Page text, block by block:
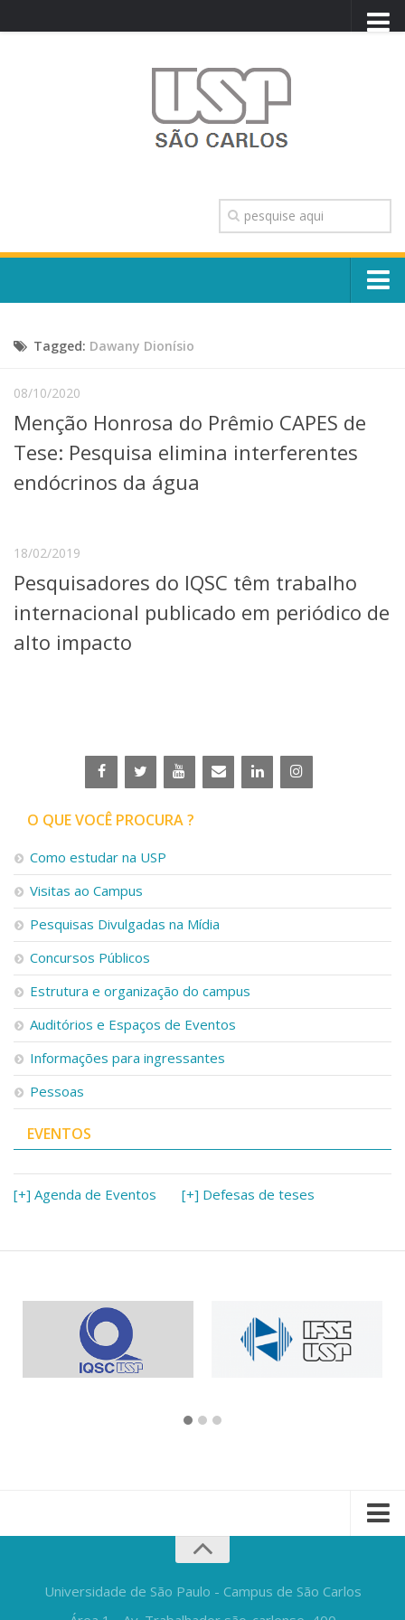
TRANSPARÊNCIA
OUVIDORIA
CONTATO
Escola, Institutos e Órgãos
Núcleos e Comissões
Telefones e Mapas
Pessoas
Graduação
Cursos de Extensão
Pesquisa e Inovação
Linhas de Pesquisa
Centros, Núcleos e Projetos em Rede
Pós-doutorado
Projetos, Programas e Cursos
Artes, Cultura e Esportes
Museus e Espaços Interativos
Serviços
Apoio ao Estudante
Segurança, Trânsito e Prevenção
RH, Administrativo e Financeiro
Outros serviços
Comunicação
Assessorias e Mídias
Aplicativos e Sites
Jornal da USP
Agenda de Eventos
Defesa de Teses
Tagged: Dawany Dionísio
08/10/2020
Menção Honrosa do Prêmio CAPES de
Tese: Pesquisa elimina interferentes
endócrinos da água
18/02/2019
Pesquisadores do IQSC têm trabalho
internacional publicado em periódico de
alto impacto
O QUE VOCÊ PROCURA ?
Como estudar na USP
Visitas ao Campus
Pesquisas Divulgadas na Mídia
Concursos Públicos
Estrutura e organização do campus
Auditórios e Espaços de Eventos
Informações para ingressantes
Pessoas
EVENTOS
[+] Agenda de Eventos [+] Defesas de teses
Universidade de São Paulo - Campus de São Carlos